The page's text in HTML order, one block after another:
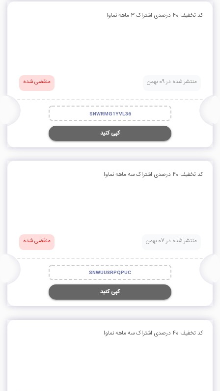
کد تخفیف 40 درصدی اشتراک 3 ماهه نماوا
منتشر شده در 09 بهمن منقضی شده
SNWRMG1YVL36
کپی کنید
کد تخفیف 40 درصدی اشتراک سه ماهه نماوا
منتشر شده در 07 بهمن منقضی شده
SNWUU8RPQPUC
کپی کنید
کد تخفیف 40 درصدی اشتراک سه ماهه نماوا